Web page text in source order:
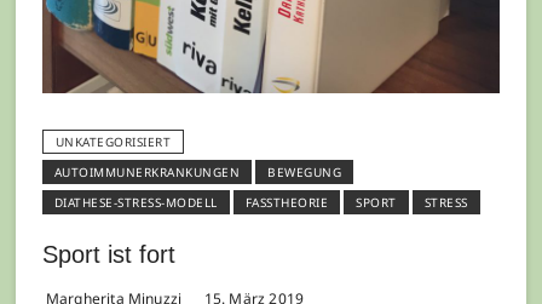
UNKATEGORISIERT
AUTOIMMUNERKRANKUNGEN
BEWEGUNG
DIATHESE-STRESS-MODELL
FASSTHEORIE SPORT STRESS
Sport ist fort
Margherita Minuzzi 15. März 2019